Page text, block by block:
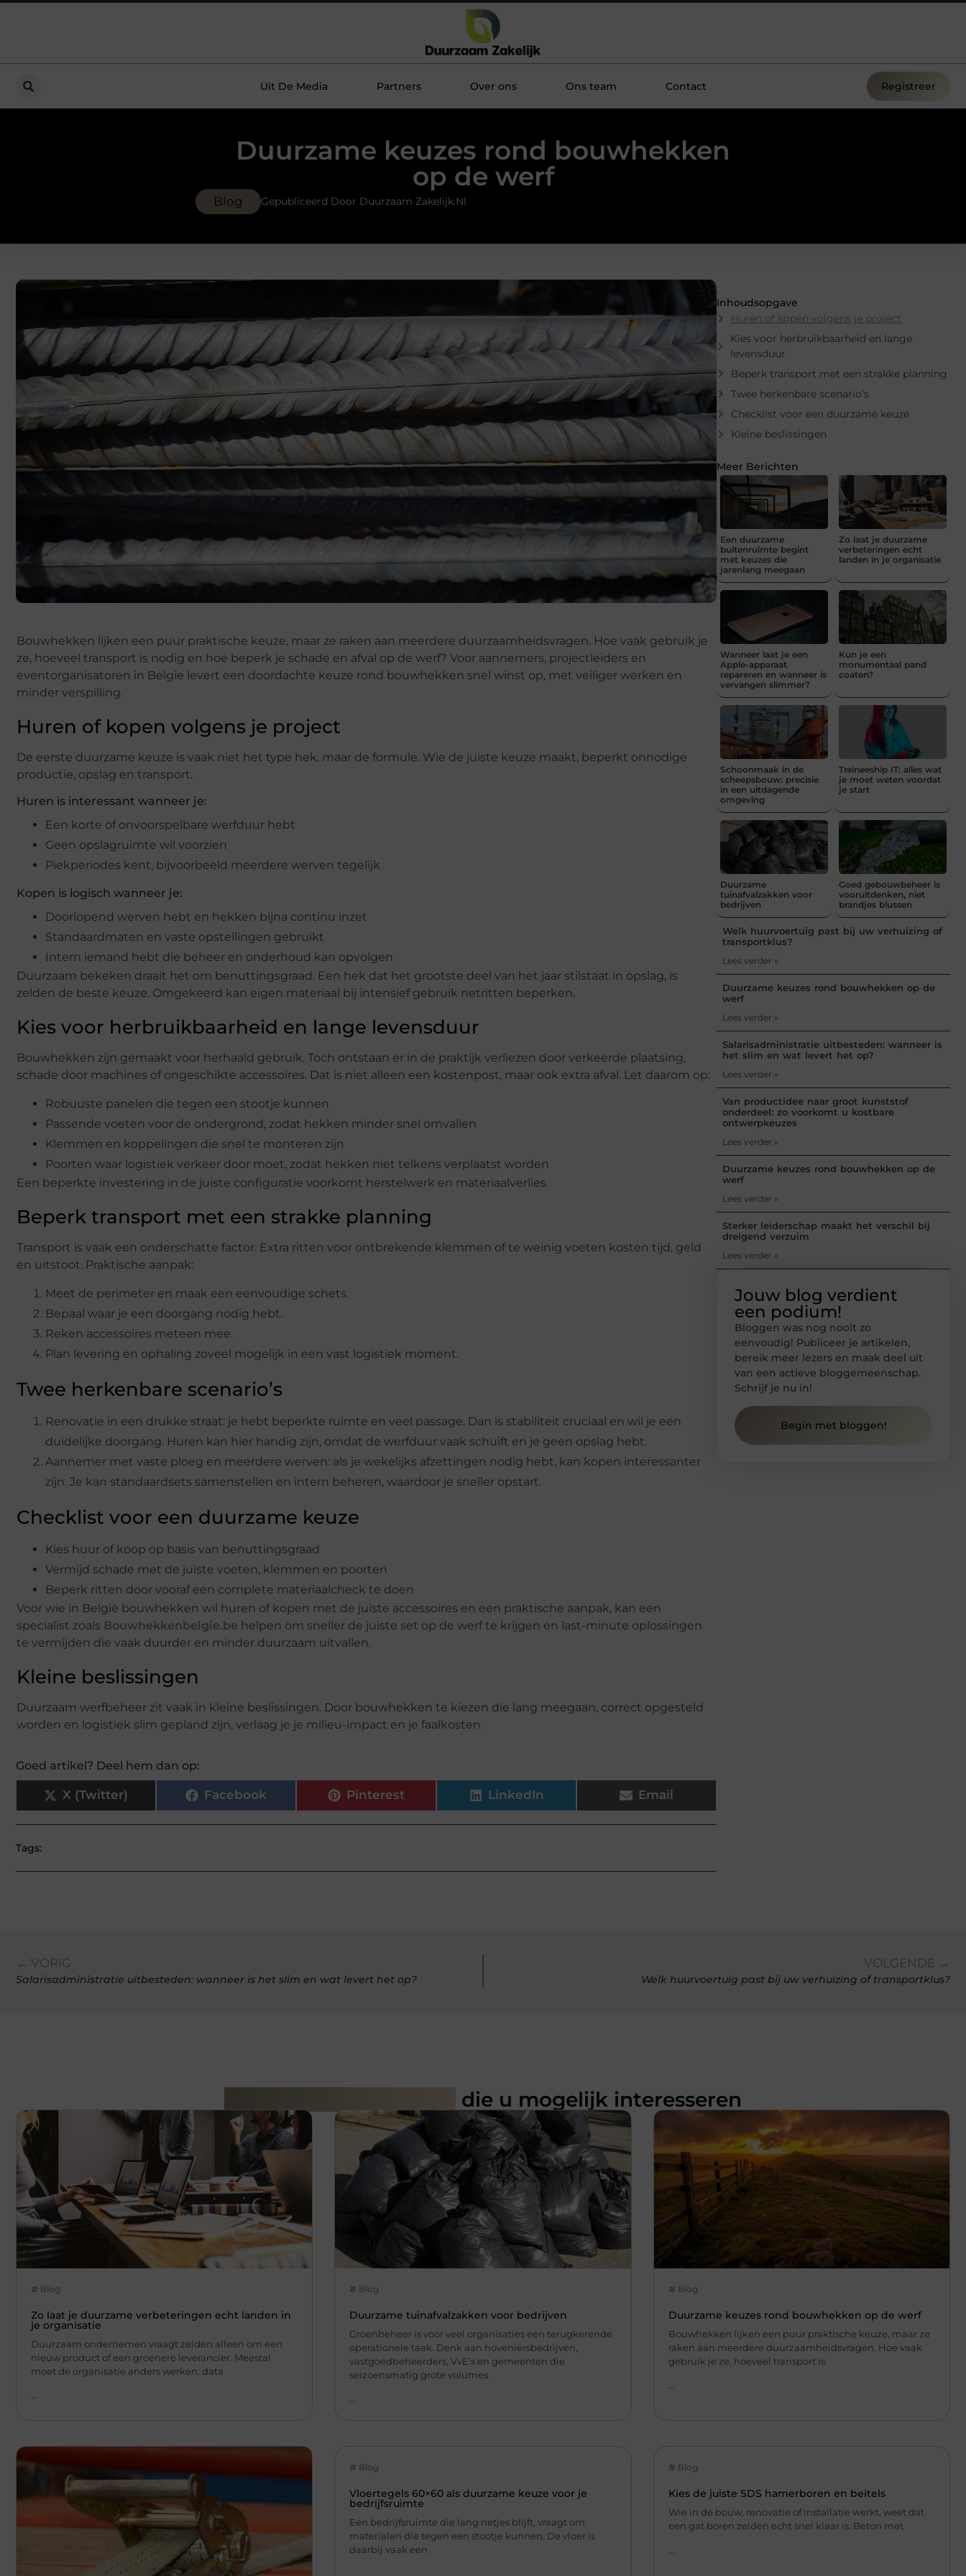
Uit De Media Partners Over ons Ons team Contact Registreer
Duurzame keuzes rond bouwhekken
op de werf
Blog Gepubliceerd Door Duurzaam Zakelijk.nl
Bouwhekken lijken een puur praktische keuze, maar ze raken aan meerdere duurzaamheidsvragen. Hoe vaak gebruik je
ze, hoeveel transport is nodig en hoe beperk je schade en afval op de werf? Voor aannemers, projectleiders en
eventorganisatoren in Belgie levert een doordachte keuze rond bouwhekken snel winst op, met veiliger werken en
minder verspilling.
Huren of kopen volgens je project
De eerste duurzame keuze is vaak niet het type hek, maar de formule. Wie de juiste keuze maakt, beperkt onnodige
productie, opslag en transport.
Huren is interessant wanneer je:
Een korte of onvoorspelbare werfduur hebt
Geen opslagruimte wil voorzien
Piekperiodes kent, bijvoorbeeld meerdere werven tegelijk
Kopen is logisch wanneer je:
Doorlopend werven hebt en hekken bijna continu inzet
Standaardmaten en vaste opstellingen gebruikt
Intern iemand hebt die beheer en onderhoud kan opvolgen
Duurzaam bekeken draait het om benuttingsgraad. Een hek dat het grootste deel van het jaar stilstaat in opslag, is
zelden de beste keuze. Omgekeerd kan eigen materiaal bij intensief gebruik netritten beperken.
Kies voor herbruikbaarheid en lange levensduur
Bouwhekken zijn gemaakt voor herhaald gebruik. Toch ontstaan er in de praktijk verliezen door verkeerde plaatsing,
schade door machines of ongeschikte accessoires. Dat is niet alleen een kostenpost, maar ook extra afval. Let daarom op:
Robuuste panelen die tegen een stootje kunnen
Passende voeten voor de ondergrond, zodat hekken minder snel omvallen
Klemmen en koppelingen die snel te monteren zijn
Poorten waar logistiek verkeer door moet, zodat hekken niet telkens verplaatst worden
Een beperkte investering in de juiste configuratie voorkomt herstelwerk en materiaalverlies.
Beperk transport met een strakke planning
Transport is vaak een onderschatte factor. Extra ritten voor ontbrekende klemmen of te weinig voeten kosten tijd, geld
en uitstoot. Praktische aanpak:
Meet de perimeter en maak een eenvoudige schets.
Bepaal waar je een doorgang nodig hebt.
Reken accessoires meteen mee.
Plan levering en ophaling zoveel mogelijk in een vast logistiek moment.
Twee herkenbare scenario’s
Renovatie in een drukke straat: je hebt beperkte ruimte en veel passage. Dan is stabiliteit cruciaal en wil je een
duidelijke doorgang. Huren kan hier handig zijn, omdat de werfduur vaak schuift en je geen opslag hebt.
Aannemer met vaste ploeg en meerdere werven: als je wekelijks afzettingen nodig hebt, kan kopen interessanter
zijn. Je kan standaardsets samenstellen en intern beheren, waardoor je sneller opstart.
Checklist voor een duurzame keuze
Kies huur of koop op basis van benuttingsgraad
Vermijd schade met de juiste voeten, klemmen en poorten
Beperk ritten door vooraf een complete materiaalcheck te doen
Voor wie in België bouwhekken wil huren of kopen met de juiste accessoires en een praktische aanpak, kan een
specialist zoals Bouwhekkenbelgie.be helpen om sneller de juiste set op de werf te krijgen en last-minute oplossingen
te vermijden die vaak duurder en minder duurzaam uitvallen.
Kleine beslissingen
Duurzaam werfbeheer zit vaak in kleine beslissingen. Door bouwhekken te kiezen die lang meegaan, correct opgesteld
worden en logistiek slim gepland zijn, verlaag je je milieu-impact en je faalkosten.
Goed artikel? Deel hem dan op:
X (Twitter) Facebook Pinterest LinkedIn Email
Tags:
Inhoudsopgave
Huren of kopen volgens je project
Kies voor herbruikbaarheid en lange
levensduur
Beperk transport met een strakke planning
Twee herkenbare scenario’s
Checklist voor een duurzame keuze
Kleine beslissingen
Meer Berichten
Een duurzame
buitenruimte begint
met keuzes die
jarenlang meegaan
Zo laat je duurzame
verbeteringen echt
landen in je organisatie
Wanneer laat je een
Apple-apparaat
repareren en wanneer is
vervangen slimmer?
Kun je een
monumentaal pand
coaten?
Schoonmaak in de
scheepsbouw: precisie
in een uitdagende
omgeving
Traineeship IT: alles wat
je moet weten voordat
je start
Duurzame
tuinafvalzakken voor
bedrijven
Goed gebouwbeheer is
vooruitdenken, niet
brandjes blussen
Welk huurvoertuig past bij uw verhuizing of
transportklus?
Lees verder »
Duurzame keuzes rond bouwhekken op de
werf
Lees verder »
Salarisadministratie uitbesteden: wanneer is
het slim en wat levert het op?
Lees verder »
Van productidee naar groot kunststof
onderdeel: zo voorkomt u kostbare
ontwerpkeuzes
Lees verder »
Duurzame keuzes rond bouwhekken op de
werf
Lees verder »
Sterker leiderschap maakt het verschil bij
dreigend verzuim
Lees verder »
Jouw blog verdient
een podium!
Bloggen was nog nooit zo
eenvoudig! Publiceer je artikelen,
bereik meer lezers en maak deel uit
van een actieve bloggemeenschap.
Schrijf je nu in!
Begin met bloggen!
← VORIG
Salarisadministratie uitbesteden: wanneer is het slim en wat levert het op?
VOLGENDE →
Welk huurvoertuig past bij uw verhuizing of transportklus?
die u mogelijk interesseren
Blog
Zo laat je duurzame verbeteringen echt landen in
je organisatie
Duurzaam ondernemen vraagt zelden alleen om een
nieuw product of een groenere leverancier. Meestal
moet de organisatie anders werken: data
...
Blog
Duurzame tuinafvalzakken voor bedrijven
Groenbeheer is voor veel organisaties een terugkerende
operationele taak. Denk aan hoveniersbedrijven,
vastgoedbeheerders, VvE’s en gemeenten die
seizoensmatig grote volumes
...
Blog
Duurzame keuzes rond bouwhekken op de werf
Bouwhekken lijken een puur praktische keuze, maar ze
raken aan meerdere duurzaamheidsvragen. Hoe vaak
gebruik je ze, hoeveel transport is
...
Blog
Vloertegels 60×60 als duurzame keuze voor je
bedrijfsruimte
Een bedrijfsruimte die lang netjes blijft, vraagt om
materialen die tegen een stootje kunnen. De vloer is
daarbij vaak een
Blog
Kies de juiste SDS hamerboren en beitels
Wie in de bouw, renovatie of installatie werkt, weet dat
een gat boren zelden echt snel klaar is. Beton met